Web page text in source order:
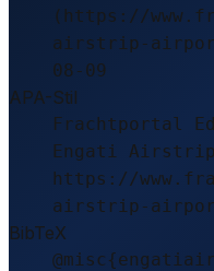
(https://
airstrip-
08-09
APA-Stil
Frachtportal
Engati
https://
airstrip-
BibTeX